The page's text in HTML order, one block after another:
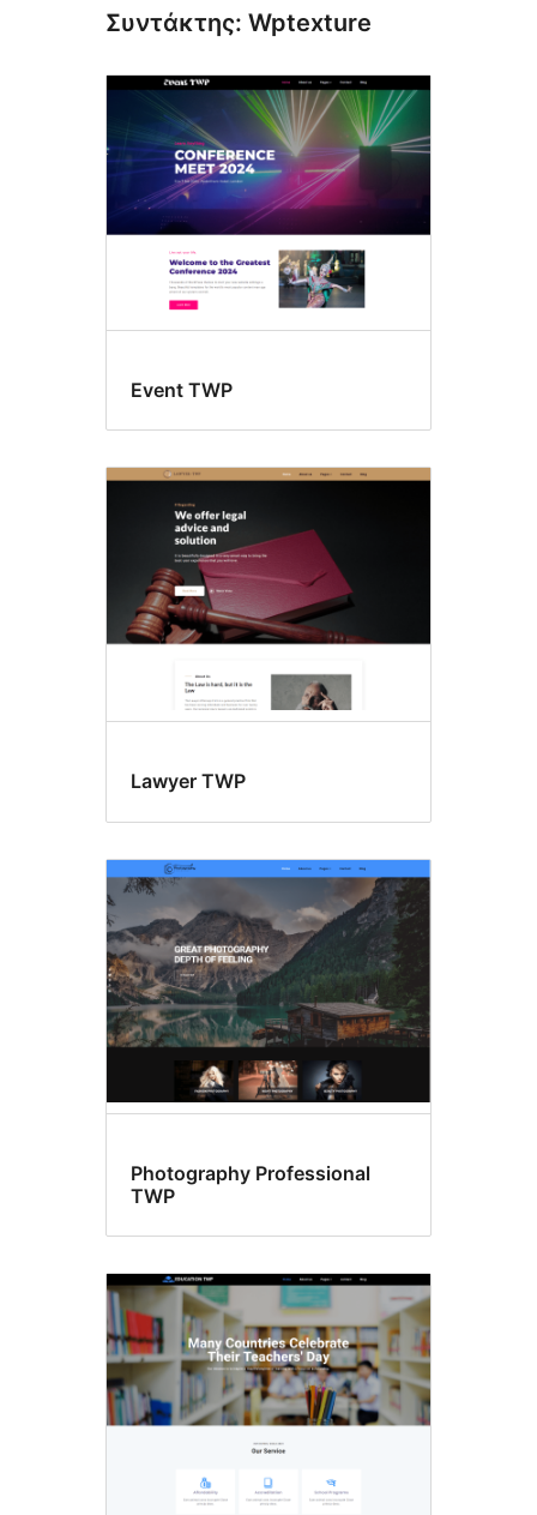
Συντάκτης: Wptexture
Event TWP
Lawyer TWP
Photography Professional
TWP